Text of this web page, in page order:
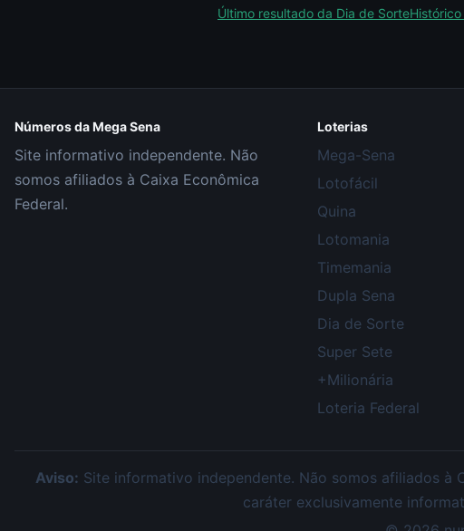
Último resultado da Dia de SorteHistórico
Números da Mega Sena
Site informativo independente. Não
somos afiliados à Caixa Econômica
Federal.
Loterias
Mega-Sena
Lotofácil
Quina
Lotomania
Timemania
Dupla Sena
Dia de Sorte
Super Sete
+Milionária
Loteria Federal
Aviso: Site informativo independente. Não somos afiliados à
caráter exclusivamente